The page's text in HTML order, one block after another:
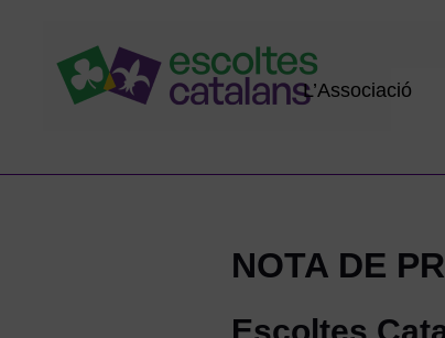
L’Associació
NOTA DE